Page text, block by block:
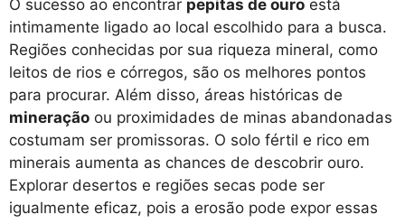
O sucesso ao encontrar pepitas de ouro está
intimamente ligado ao local escolhido para a busca.
Regiões conhecidas por sua riqueza mineral, como
leitos de rios e córregos, são os melhores pontos
para procurar. Além disso, áreas históricas de
mineração ou proximidades de minas abandonadas
costumam ser promissoras. O solo fértil e rico em
minerais aumenta as chances de descobrir ouro.
Explorar desertos e regiões secas pode ser
igualmente eficaz, pois a erosão pode expor essas